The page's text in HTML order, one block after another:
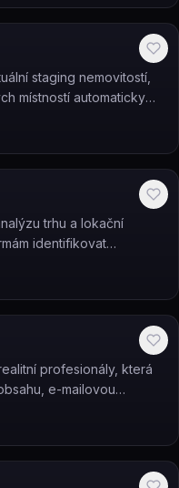
staging nemovitostí,
místností automaticky
přibližně 30 sekund.
trhu a lokační
identifikovat
demografických
profesionály, která
e-mailovou
a analýzu trhu.